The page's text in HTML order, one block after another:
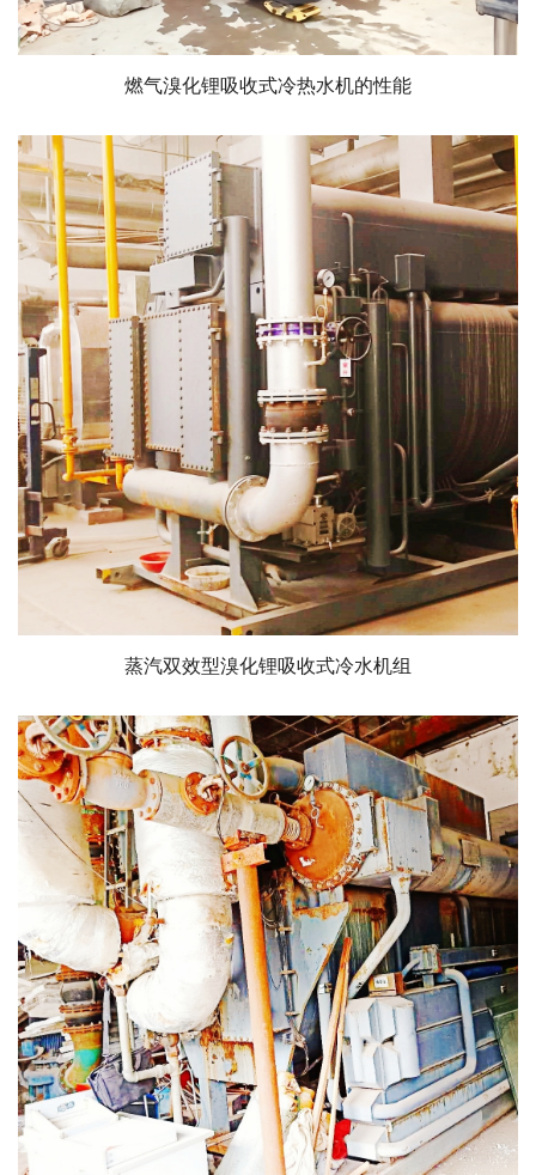
燃气溴化锂吸收式冷热水机的性能
蒸汽双效型溴化锂吸收式冷水机组